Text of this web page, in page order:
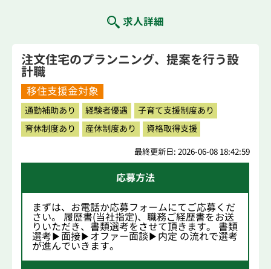
求人詳細
注文住宅のプランニング、提案を行う設
計職
移住支援金対象
通勤補助あり 経験者優遇
子育て支援制度あり
育休制度あり
産休制度あり 資格取得支援
最終更新日: 2026-06-08 18:42:59
応募方法
まずは、お電話か応募フォームにてご応募くだ
さい。 履歴書(当社指定)、職務ご経歴書をお送
りいただき、書類選考をさせて頂きます。 書類
選考▶面接▶オファー面談▶内定 の流れで選考
が進んでいきます。